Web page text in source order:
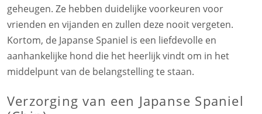
geheugen. Ze hebben duidelijke voorkeuren voor
vrienden en vijanden en zullen deze nooit vergeten.
Kortom, de Japanse Spaniel is een liefdevolle en
aanhankelijke hond die het heerlijk vindt om in het
middelpunt van de belangstelling te staan.
Verzorging van een Japanse Spaniel